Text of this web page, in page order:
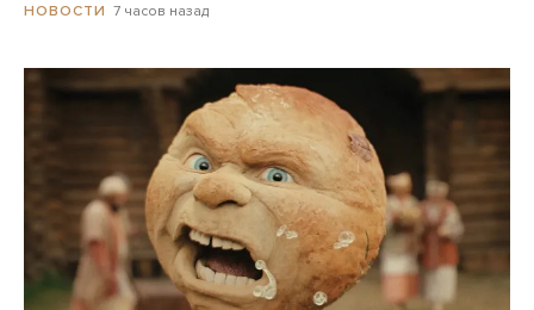
НОВОСТИ 7 часов назад